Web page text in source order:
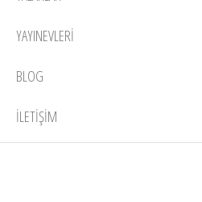
YAYINEVLERI
BLOG
İLETIŞIM